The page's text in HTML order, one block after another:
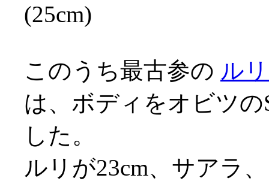
(25cm)
このうち最古参の ル
は、ボディをオビツ
した。
ルリが23cm、サアラ